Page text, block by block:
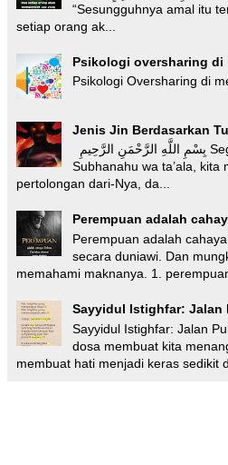
“Sesungguhnya amal itu
setiap orang ak...
Psikologi oversharing di
Psikologi Oversharing di
Jenis Jin Berdasarkan
Subhanahu wa ta’ala, kita
pertolongan dari-Nya, da...
Perempuan adalah
Perempuan adalah
secara duniawi. Dan
memahami maknanya. 1.
Sayyidul Istighfar: Jalan
Sayyidul Istighfar: Jalan
dosa membuat kita
membuat hati menjadi keras sedikit